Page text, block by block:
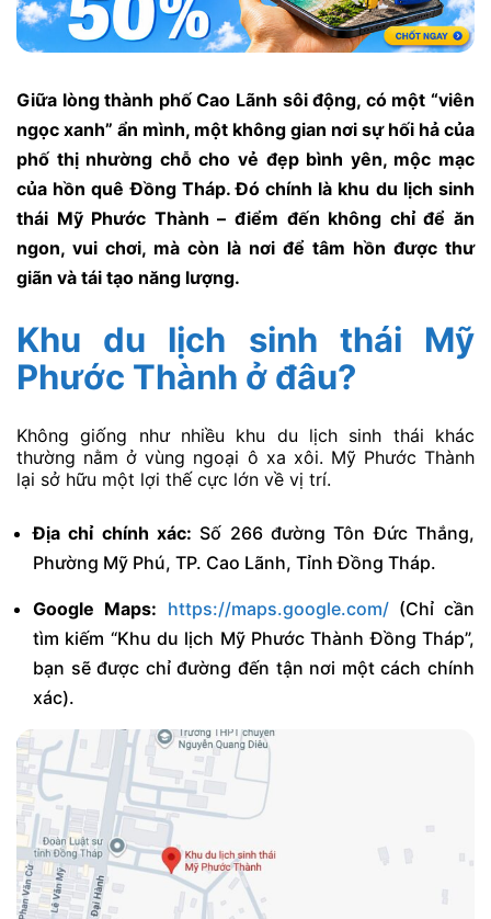
Giữa lòng thành phố Cao Lãnh sôi động, có một “viên
ngọc xanh” ẩn mình, một không gian nơi sự hối hả của
phố thị nhường chỗ cho vẻ đẹp bình yên, mộc mạc
của hồn quê Đồng Tháp. Đó chính là khu du lịch sinh
thái Mỹ Phước Thành – điểm đến không chỉ để ăn
ngon, vui chơi, mà còn là nơi để tâm hồn được thư
giãn và tái tạo năng lượng.
Khu du lịch sinh thái Mỹ
Phước Thành ở đâu?
Không giống như nhiều khu du lịch sinh thái khác
thường nằm ở vùng ngoại ô xa xôi. Mỹ Phước Thành
lại sở hữu một lợi thế cực lớn về vị trí.
Địa chỉ chính xác: Số 266 đường Tôn Đức Thắng,
Phường Mỹ Phú, TP. Cao Lãnh, Tỉnh Đồng Tháp.
Google Maps: https://maps.google.com/(Chỉ cần
tìm kiếm “Khu du lịch Mỹ Phước Thành Đồng Tháp”,
bạn sẽ được chỉ đường đến tận nơi một cách chính
xác).